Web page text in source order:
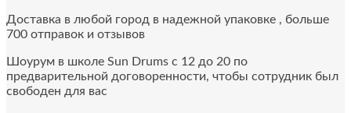
Доставка в любой город в надежной упаковке , больше
700 отправок и отзывов
Шоурум в школе Sun Drums с 12 до 20 по
предварительной договоренности, чтобы сотрудник был
свободен для вас